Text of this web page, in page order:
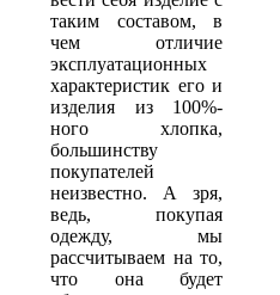
таким составом, в
чем отличие
эксплуатационных
характеристик его и
изделия из 100%-
ного хлопка,
большинству
покупателей
неизвестно. А зря,
ведь, покупая
одежду, мы
рассчитываем на то,
что она будет